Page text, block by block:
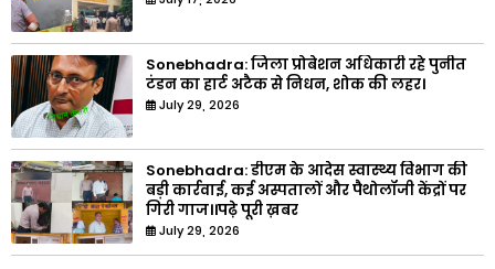
Sonebhadra: जिला प्रोबेशन अधिकारी रहे पुनीत
टंडन का हार्ट अटैक से निधन, शोक की लहर।
July 29, 2026
Sonebhadra: डीएम के आदेस स्वास्थ्य विभाग की
बड़ी कार्रवाई, कई अस्पतालों और पैथोलॉजी केंद्रों पर
गिरी गाज।।पढ़े पूरी ख़बर
July 29, 2026